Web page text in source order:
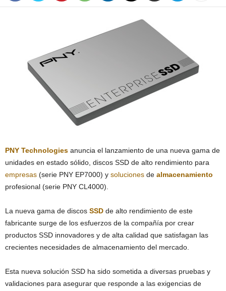
PNY Technologies anuncia el lanzamiento de una nueva gama de
unidades en estado sólido, discos SSD de alto rendimiento para
empresas (serie PNY EP7000) y soluciones de almacenamiento
profesional (serie PNY CL4000).
La nueva gama de discos SSD de alto rendimiento de este
fabricante surge de los esfuerzos de la compañía por crear
productos SSD innovadores y de alta calidad que satisfagan las
crecientes necesidades de almacenamiento del mercado.
Esta nueva solución SSD ha sido sometida a diversas pruebas y
validaciones para asegurar que responde a las exigencias de